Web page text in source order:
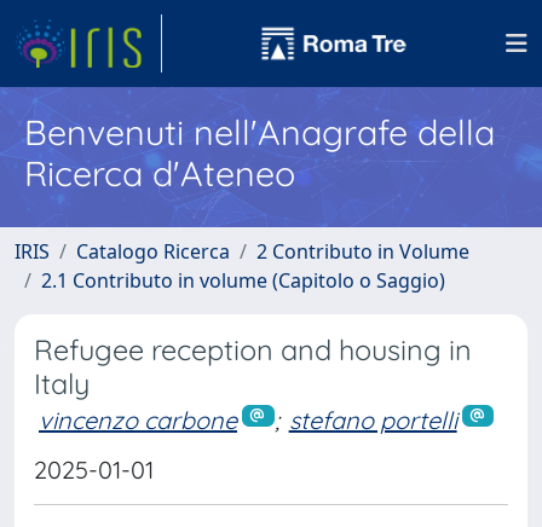
Benvenuti nell'Anagrafe della
Ricerca d'Ateneo
IRIS Catalogo Ricerca
2 Contributo in Volume
2.1 Contributo in volume (Capitolo o Saggio)
Refugee reception and housing in
Italy
vincenzo carbone ; stefano portelli
2025-01-01